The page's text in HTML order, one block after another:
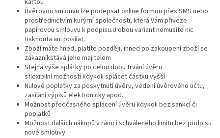
Úvěrovou smlouvu lze podepsat online formou přes SMS nebo
prostřednictvím kurýrní společnosti, která Vám přiveze
papírovou smlouvu k podpisu.U obou variant nemusíte nic
tisknouta ani posílat.
Zboží máte hned, platíte později, ihned po zakoupení zboží se
zákazníkstává jeho majitelem
Stejná výše splátky po celou dobu trvání úvěru
sflexibilní možností kdykoli splácet částku vyšší
Nulové poplatky za poskytnutí úvěru, vedení úvěrového účtu,
zasílání výpisů elektronicky apod.
Možnost předčasného splacení úvěru kdykoli bez sankcí či
poplatků
Možnost dalších nákupů v rámci schváleného limitu bez podpisu
nové smlouvy